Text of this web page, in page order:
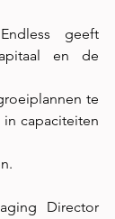
geeft
en de
te
in capaciteiten
Director